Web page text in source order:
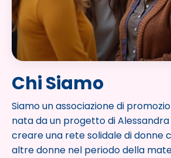
Chi Siamo
Siamo un associazione di
natada un progetto di Alessandra
creare una rete solidale di donne
altre donne nel periodo della